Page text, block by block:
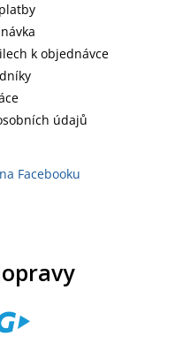
k objednávce
údajů
Facebooku